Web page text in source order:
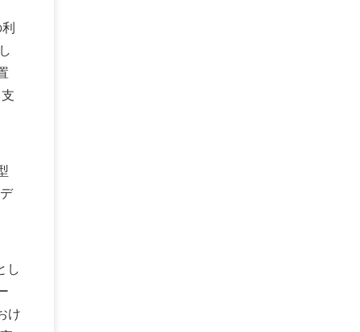
し
け